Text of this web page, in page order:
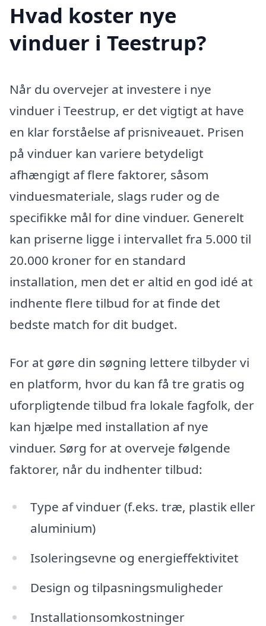
Hvad koster nye
vinduer i Teestrup?
Når du overvejer at investere i nye
vinduer i Teestrup, er det vigtigt at have
en klar forståelse af prisniveauet. Prisen
på vinduer kan variere betydeligt
afhængigt af flere faktorer, såsom
vinduesmateriale, slags ruder og de
specifikke mål for dine vinduer. Generelt
kan priserne ligge i intervallet fra 5.000 til
20.000 kroner for en standard
installation, men det er altid en god idé at
indhente flere tilbud for at finde det
bedste match for dit budget.
For at gøre din søgning lettere tilbyder vi
en platform, hvor du kan få tre gratis og
uforpligtende tilbud fra lokale fagfolk, der
kan hjælpe med installation af nye
vinduer. Sørg for at overveje følgende
faktorer, når du indhenter tilbud:
Type af vinduer (f.eks. træ, plastik eller
aluminium)
Isoleringsevne og energieffektivitet
Design og tilpasningsmuligheder
Installationsomkostninger